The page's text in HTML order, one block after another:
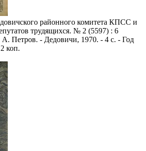
районного комитета КПСС и
трудящихся. № 2 (5597) : 6
А. Петров. - Дедовичи, 1970. - 4 с. - Год
коп.